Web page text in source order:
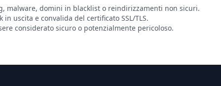
malware, domini in blacklist o reindirizzamenti non sicuri.
uscita e convalida del certificato SSL/TLS.
considerato sicuro o potenzialmente pericoloso.